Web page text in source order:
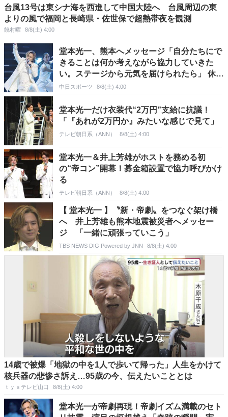
台風13号は東シナ海を西進して中国大陸へ 台風周辺の東
よりの風で福岡と長崎県・佐世保で超熱帯夜を観測
饒村曜 8/8(土) 4:00
堂本光一、熊本へメッセージ「自分たちにで
きることは何か考えながら協力していきた
い。ステージから元気を届けられたら」 休館
中の帝劇へ思いはせるツアー開幕
中日スポーツ 8/8(土) 4:00
堂本光一だけ衣装代“2万円”支給に抗議！
「『あれが2万円か』みたいな感じで見て」
テレビ朝日系（ANN） 8/8(土) 4:00
堂本光一＆井上芳雄がホストを務める初
の“帝コン”開幕！募金箱設置で協力呼びかけ
る
テレビ朝日系（ANN） 8/8(土) 4:00
【 堂本光一 】〝新・帝劇〟をつなぐ架け橋
へ 井上芳雄も熊本地震被災者へメッセー
ジ 「一緒に頑張っていこう」
TBS NEWS DIG Powered by JNN 8/8(土) 4:00
14歳で被爆「地獄の中を1人で歩いて帰った」人生をかけて
核兵器の悲惨さ訴え…95歳の今、伝えたいこととは
ｔｙｓテレビ山口 8/8(土) 4:00
堂本光一が帝劇再現！帝劇イズム満載のセト